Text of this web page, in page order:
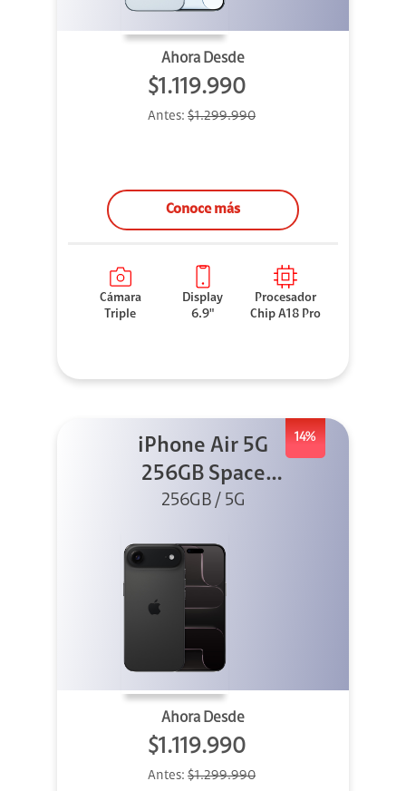
Ahora Desde
$1.119.990
Antes: $1.299.990
Conoce más
Cámara
Triple
Display
6.9"
Procesador
Chip A18 Pro
14%
iPhone Air 5G
256GB Space
Black (Sólo
256GB / 5G
Ahora Desde
$1.119.990
Antes: $1.299.990